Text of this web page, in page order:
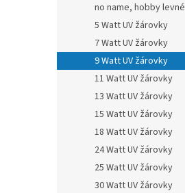
no name, hobby levné
5 Watt UV žárovky
7 Watt UV žárovky
9 Watt UV žárovky
11 Watt UV žárovky
13 Watt UV žárovky
15 Watt UV žárovky
18 Watt UV žárovky
24 Watt UV žárovky
25 Watt UV žárovky
30 Watt UV žárovky